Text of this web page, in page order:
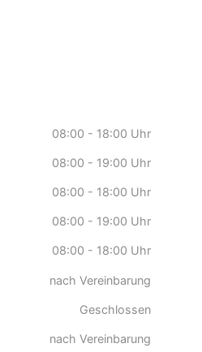
08:00 - 18:00 Uhr
08:00 - 19:00 Uhr
08:00 - 18:00 Uhr
08:00 - 19:00 Uhr
08:00 - 18:00 Uhr
nach Vereinbarung
Geschlossen
nach Vereinbarung